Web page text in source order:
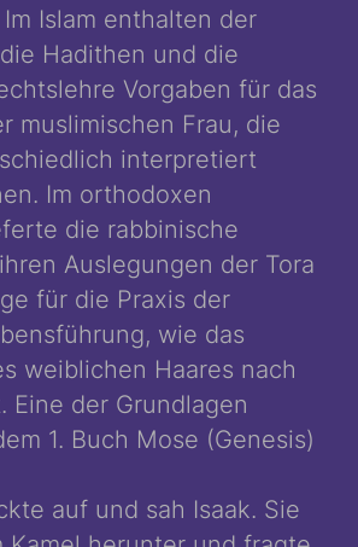
Islam enthalten der
Hadithen und die
Vorgaben für das
muslimischen Frau, die
interpretiert
Im orthodoxen
die rabbinische
Auslegungen der Tora
für die Praxis der
wie das
weiblichen Haares nach
Eine der Grundlagen
1. Buch Mose (Genesis)
auf und sah Isaak. Sie